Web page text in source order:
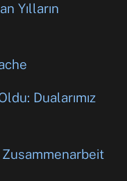
Yılların
Dualarımız